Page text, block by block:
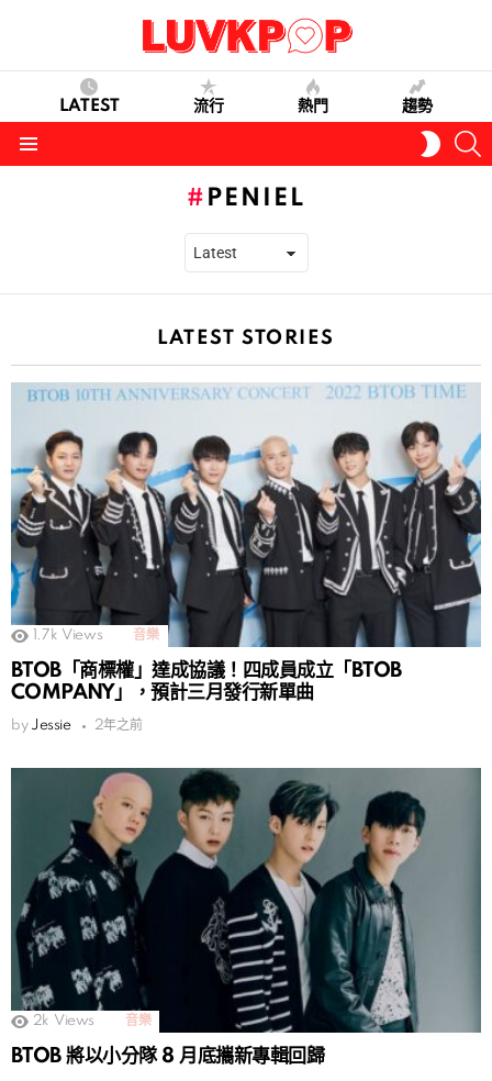
LATEST 流行 熱門 趨勢
SKIN
PENIEL
LATEST STORIES
1.7k Views 音樂
BTOB「商標權」達成協議！四成員成立「BTOB
COMPANY」，預計三月發行新單曲
by Jessie 2年之前
2k Views 音樂
BTOB 將以小分隊 8 月底攜新專輯回歸